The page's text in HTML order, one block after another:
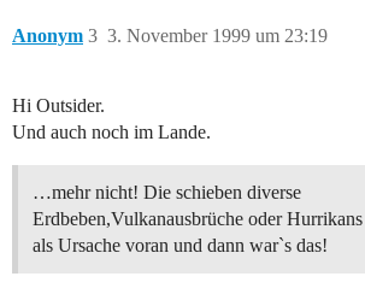
Anonym 3. November 1999 um 23:19
3
Hi Outsider.
Und auch noch im Lande.
…mehr nicht! Die schieben diverse
Erdbeben,Vulkanausbrüche oder Hurrikans
als Ursache voran und dann war`s das!